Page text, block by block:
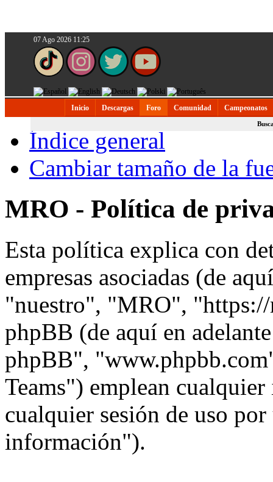
07 Ago 2026 11:25
Inicio Descargas Foro Comunidad Campeonatos
Índice general
Cambiar tamaño de la
MRO - Política de
Esta política explica con
empresas asociadas (de
"nuestro", "MRO",
phpBB (de aquí en
phpBB",
Teams") emplean
cualquier sesión de uso
información").